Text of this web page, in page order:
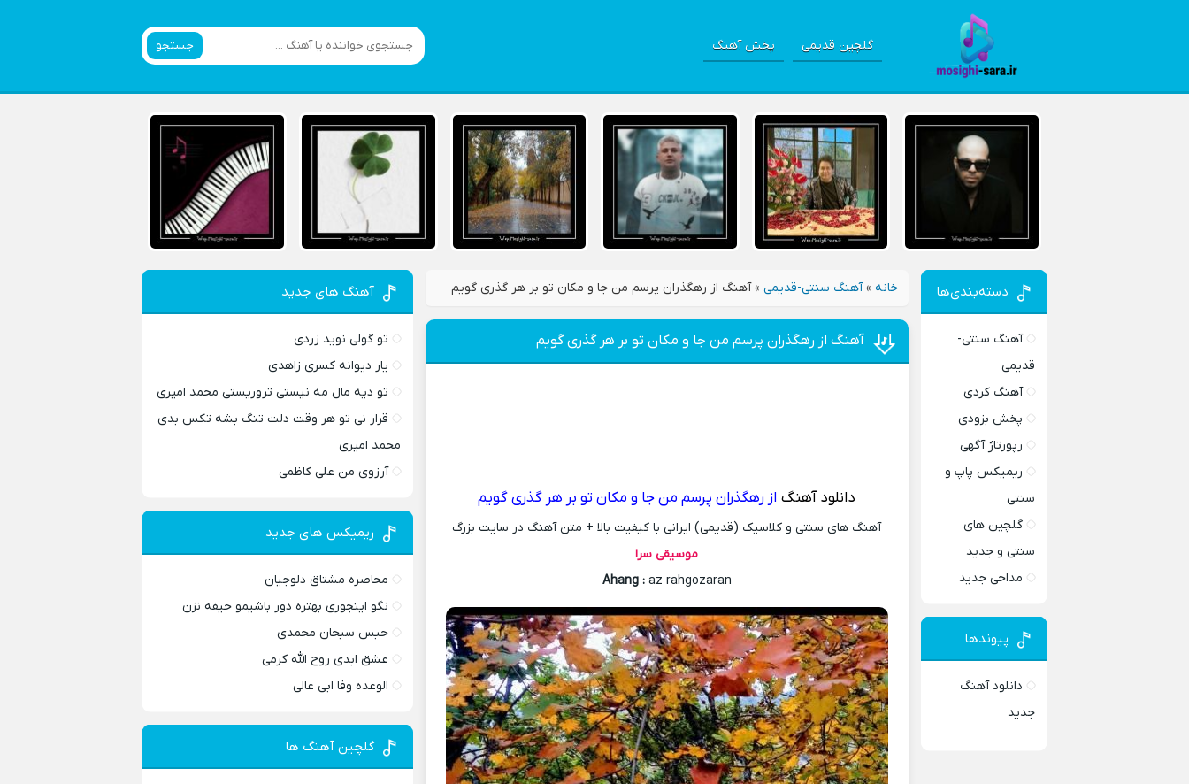
گلچین قدیمی پخش آهنگ جستجو
خانه »آهنگ سنتی-قدیمی »آهنگ از رهگذران پرسم من جا و مکان تو بر هر گذری گویم
آهنگ از رهگذران پرسم من جا و مکان تو بر هر گذری گویم
دانلود آهنگ از رهگذران پرسم من جا و مکان تو بر هر گذری گویم
آهنگ های سنتی و کلاسیک (قدیمی) ایرانی با کیفیت بالا + متن آهنگ در سایت بزرگ
موسیقی سرا
Ahang :az rahgozaran
دسته‌بندی‌ها
آهنگ سنتی-
قدیمی
آهنگ کردی
پخش بزودی
رپورتاژ آگهی
ریمیکس پاپ و
سنتی
گلچین های
سنتی و جدید
مداحی جدید
پیوندها
دانلود آهنگ
جدید
آهنگ های جدید
تو گولی نوید زردی
یار دیوانه کسری زاهدی
تو دیه مال مه نیستی تروریستی محمد امیری
قرار نی تو هر وقت دلت تنگ بشه تکس بدی
محمد امیری
آرزوی من علی کاظمی
ریمیکس های جدید
محاصره مشتاق دلوجیان
نگو اینجوری بهتره دور باشیمو حیفه نزن
حبس سبحان محمدی
عشق ابدی روح الله کرمی
الوعده وفا ابی عالی
گلچین آهنگ ها